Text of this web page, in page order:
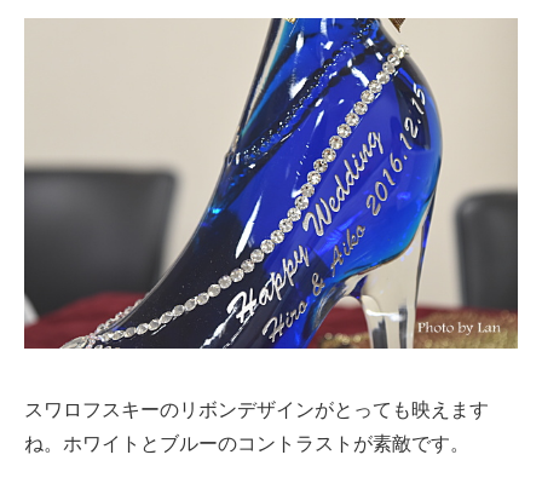
スワロフスキーのリボンデザインがとっても映えます
ね。ホワイトとブルーのコントラストが素敵です。